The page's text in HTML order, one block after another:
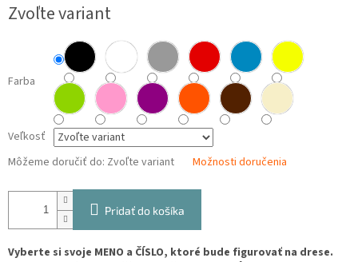
cena:
Zvoľte variant
Farba
Veľkosť
Môžeme doručiť do: Zvoľte variant Možnosti doručenia
Pridať do košíka
Vyberte si svoje MENO a ČÍSLO, ktoré bude figurovať na drese.